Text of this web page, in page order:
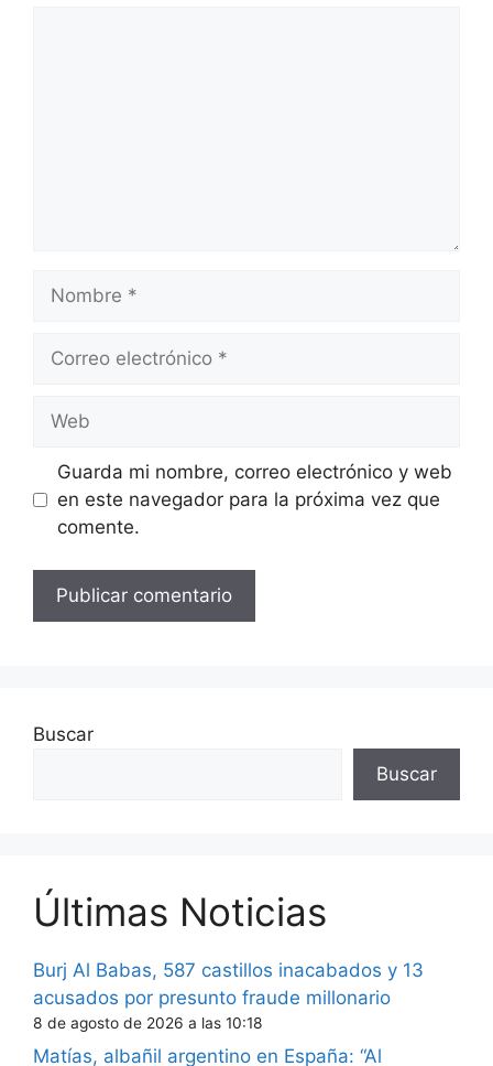
Nombre
Correo
Web
Guarda mi nombre, correo electrónico y web
en este navegador para la próxima vez que
comente.
Buscar
Buscar
Últimas Noticias
Burj Al Babas, 587 castillos inacabados y 13
acusados por presunto fraude millonario
8 de agosto de 2026 a las 10:18
Matías, albañil argentino en España: “Al